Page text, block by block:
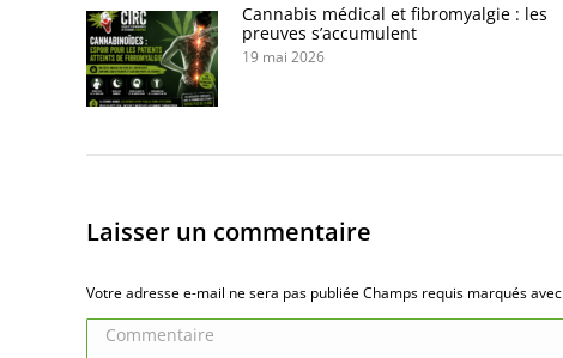
Cannabis médical et fibromyalgie : les
preuves s’accumulent
19 mai 2026
Laisser un commentaire
Votre adresse e-mail ne sera pas publiée Champs requis marqués avec
Commentaire